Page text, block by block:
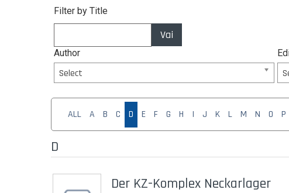
Filter by Title
Vai
Author
Select
ALL A B C D E F G H I J K L M N O P
D
Der KZ-Komplex Neckarlager